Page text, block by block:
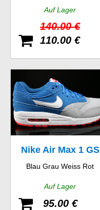
Auf Lager
140.00 €
110.00 €
Nike Air Max 1 GS
Blau Grau Weiss Rot
Auf Lager
95.00 €